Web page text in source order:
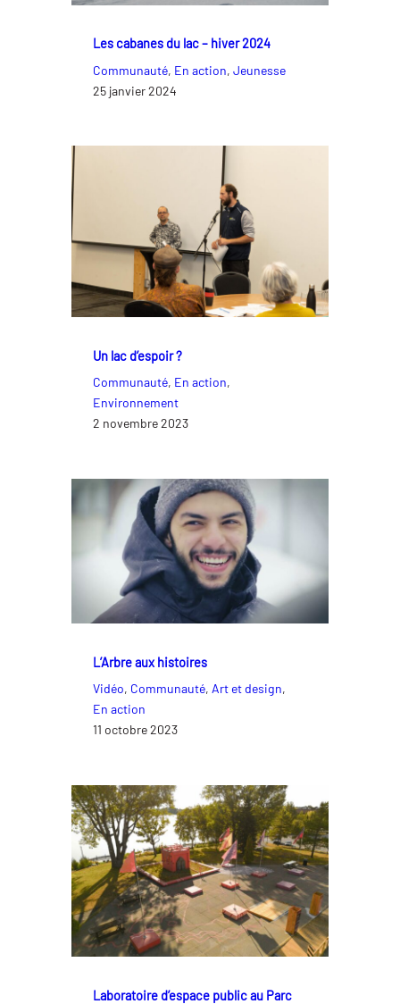
Les cabanes du lac – hiver 2024
Communauté, En action, Jeunesse
25 janvier 2024
Un lac d’espoir ?
Communauté, En action
Environnement
2 novembre 2023
L’Arbre aux histoires
Vidéo, Communauté, Art et design
En action
11 octobre 2023
Laboratoire d’espace public au Parc